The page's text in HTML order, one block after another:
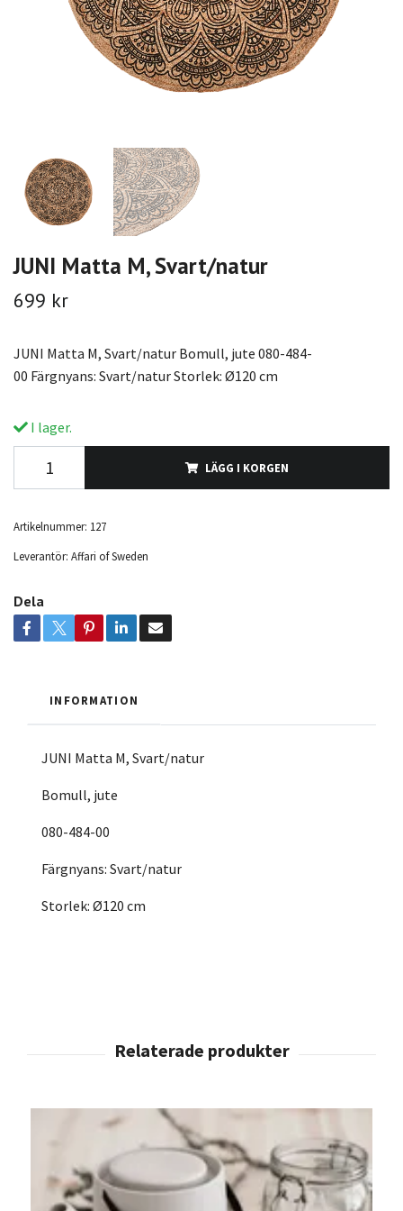
JUNI Matta M, Svart/natur
699 kr
JUNI Matta M, Svart/natur Bomull, jute 080-484-
00 Färgnyans: Svart/natur Storlek: Ø120 cm
I lager.
LÄGG I KORGEN
Artikelnummer: 127
Leverantör: Affari of Sweden
Dela
INFORMATION
JUNI Matta M, Svart/natur
Bomull, jute
080-484-00
Färgnyans: Svart/natur
Storlek: Ø120 cm